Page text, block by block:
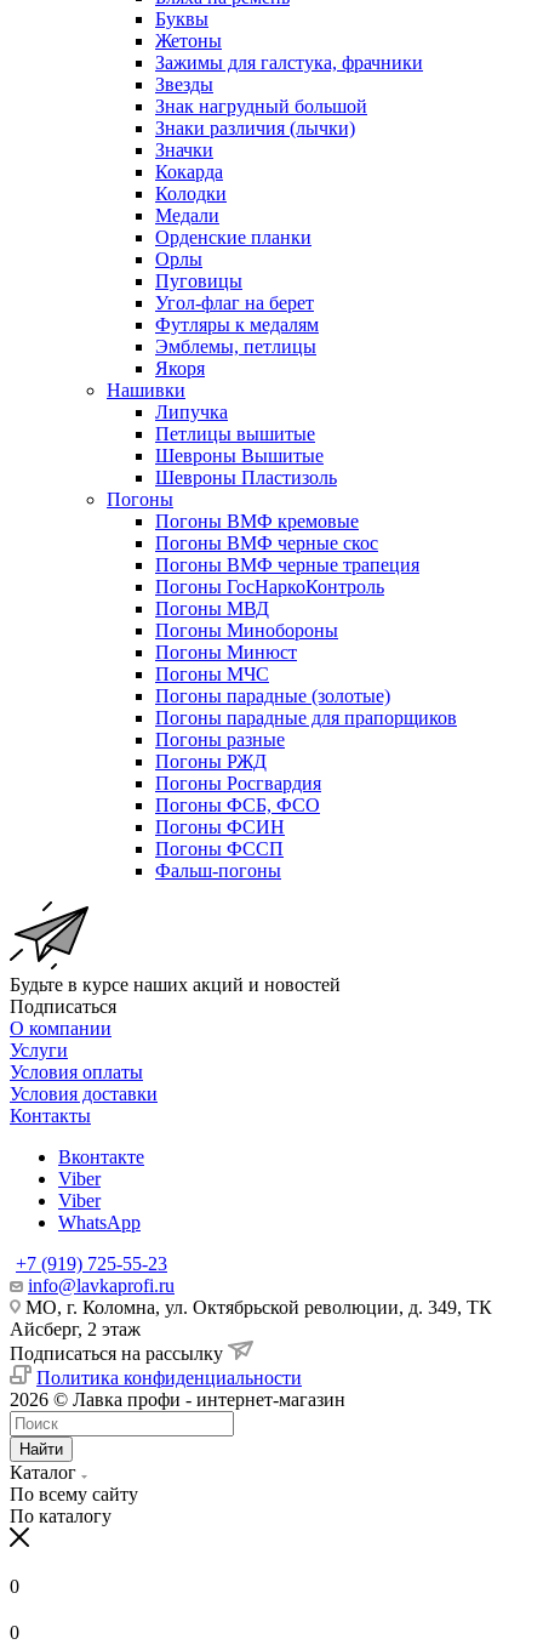
Буквы
Жетоны
Зажимы для галстука, фрачники
Звезды
Знак нагрудный большой
Знаки различия (лычки)
Значки
Кокарда
Колодки
Медали
Орденские планки
Орлы
Пуговицы
Угол-флаг на берет
Футляры к медалям
Эмблемы, петлицы
Якоря
Нашивки
Липучка
Петлицы вышитые
Шевроны Вышитые
Шевроны Пластизоль
Погоны
Погоны ВМФ кремовые
Погоны ВМФ черные скос
Погоны ВМФ черные трапеция
Погоны ГосНаркоКонтроль
Погоны МВД
Погоны Минобороны
Погоны Минюст
Погоны МЧС
Погоны парадные (золотые)
Погоны парадные для прапорщиков
Погоны разные
Погоны РЖД
Погоны Росгвардия
Погоны ФСБ, ФСО
Погоны ФСИН
Погоны ФССП
Фальш-погоны
Будьте в курсе наших акций и новостей
Подписаться
О компании
Услуги
Условия оплаты
Условия доставки
Контакты
Вконтакте
Viber
Viber
WhatsApp
+7 (919) 725-55-23
info@lavkaprofi.ru
МО, г. Коломна, ул. Октябрьской революции, д. 349, ТК
Айсберг, 2 этаж
Подписаться на рассылку
Политика конфиденциальности
2026 © Лавка профи - интернет-магазин
Найти
Каталог
По всему сайту
По каталогу
0
0